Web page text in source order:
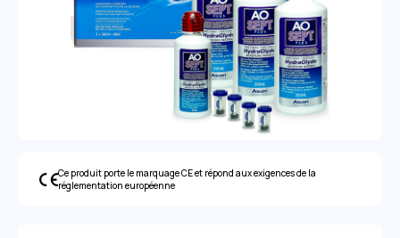
Ce produit porte le marquage CE et répond aux exigences de la
réglementation européenne